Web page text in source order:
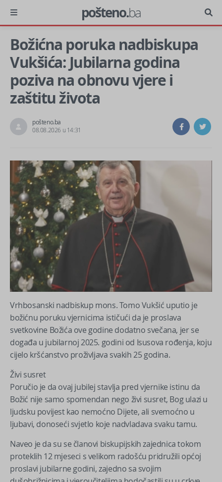
pošteno.ba
Božićna poruka nadbiskupa
Vukšića: Jubilarna godina
poziva na obnovu vjere i
zaštitu života
pošteno.ba
08.08.2026 u 14:31
Vrhbosanski nadbiskup mons. Tomo Vukšić uputio je
božićnu poruku vjernicima ističući da je proslava
svetkovine Božića ove godine dodatno svečana, jer se
događa u jubilarnoj 2025. godini od Isusova rođenja, koju
cijelo kršćanstvo proživljava svakih 25 godina.
Živi susret
Poručio je da ovaj jubilej stavlja pred vjernike istinu da
Božić nije samo spomendan nego živi susret, Bog ulazi u
ljudsku povijest kao nemoćno Dijete, ali svemoćno u
ljubavi, donoseći svjetlo koje nadvladava svaku tamu.
Naveo je da su se članovi biskupijskih zajednica tokom
proteklih 12 mjeseci s velikom radošću pridružili općoj
proslavi jubilarne godini, zajedno sa svojim